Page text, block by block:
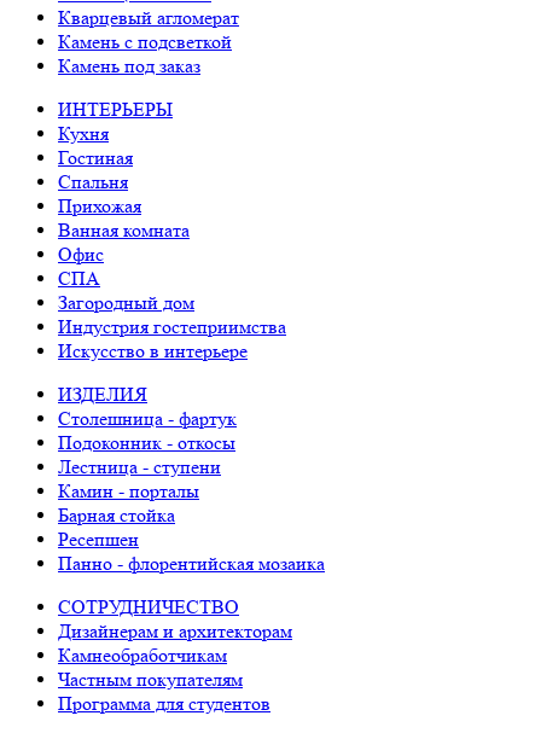
Кварцевый агломерат
Камень с подсветкой
Камень под заказ
ИНТЕРЬЕРЫ
Кухня
Гостиная
Спальня
Прихожая
Ванная комната
Офис
СПА
Загородный дом
Индустрия гостеприимства
Искусство в интерьере
ИЗДЕЛИЯ
Столешница - фартук
Подоконник - откосы
Лестница - ступени
Камин - порталы
Барная стойка
Ресепшен
Панно - флорентийская мозаика
СОТРУДНИЧЕСТВО
Дизайнерам и архитекторам
Камнеобработчикам
Частным покупателям
Программа для студентов